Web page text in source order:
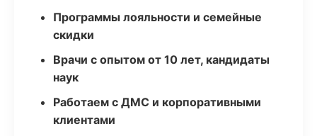
Программы лояльности и семейные
скидки
Врачи с опытом от 10 лет, кандидаты
наук
Работаем с ДМС и корпоративными
клиентами